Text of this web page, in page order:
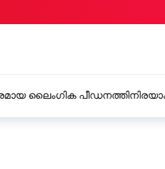
കാസർകോട്
കൂട്ടുകാർക്ക് ജില്ലാ